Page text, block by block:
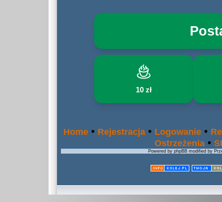
10 zł
Home • Rejestracja • Logowanie •
Ostrzeżenia •
Powered by phpBB modified by